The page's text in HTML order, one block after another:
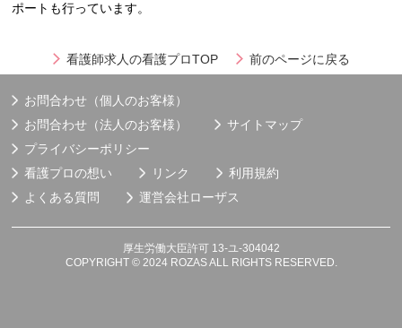
ポートも行っています。
看護師求人の看護プロTOP 前のページに戻る
お問合わせ（個人のお客様）
お問合わせ（法人のお客様）
サイトマップ
プライバシーポリシー
看護プロの想い
リンク
利用規約
よくある質問
運営会社ローザス
厚生労働大臣許可 13-ユ-304042
COPYRIGHT © 2024 ROZAS ALL RIGHTS RESERVED.